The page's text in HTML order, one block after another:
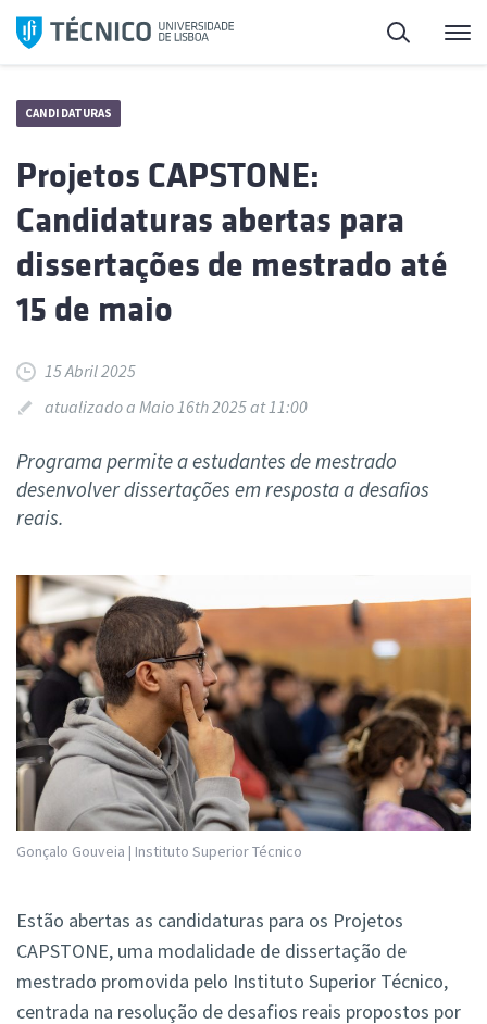
Saltar
para
Pesquisa
CANDIDATURAS
Projetos CAPSTONE:
Candidaturas abertas para
dissertações de mestrado até
15 de maio
15 Abril 2025
atualizado a Maio 16th 2025 at 11:00
Programa permite a estudantes de mestrado
desenvolver dissertações em resposta a desafios
reais.
Gonçalo Gouveia | Instituto Superior Técnico
Estão abertas as candidaturas para os Projetos
CAPSTONE, uma modalidade de dissertação de
mestrado promovida pelo Instituto Superior Técnico,
centrada na resolução de desafios reais propostos por